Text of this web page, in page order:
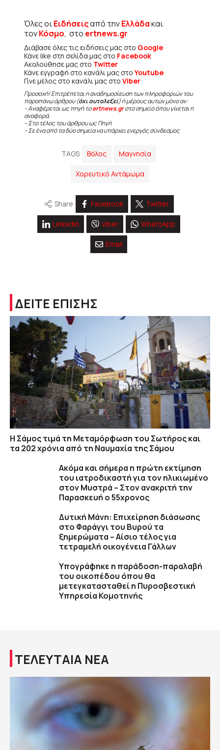
Όλες οιΕιδήσειςαπό τηνΕλλάδακαι
τονΚόσμο, στο ertnews.gr
Διάβασε όλες τις ειδήσεις μας στο Google
Κάνε like στη σελίδα μας στο Facebook
Ακολούθησε μας στο Twitter
Κάνε εγγραφή στο κανάλι μας στοYoutube
Γίνε μέλος στο κανάλι μας στο Viber
Προσοχή! Επιτρέπεται η αναδημοσίευση των πληροφοριών του
παραπάνω άρθρου (όχι αυτολεξεί) ή μέρους αυτών μόνο αν:
– Αναφέρεται ως πηγή τοertnews.grστο σημείο όπου γίνεται η
αναφορά.
– Στο τέλος του άρθρου ως Πηγή
– Σε ένα από τα δύο σημεία να υπάρχει ενεργός σύνδεσμος
TAGS Βόλος Μαγνησία
Χορευτικό Αντάμωμα
Share Facebook Twitter
Linkedin Viber WhatsApp
Email
ΔΕΙΤΕ ΕΠΙΣΗΣ
Η Σάμος τιμά τη Μεταμόρφωση του Σωτήρος και
τα 202 χρόνια από τη Ναυμαχία της Σάμου
Ακόμα και σήμερα η πρώτη εκτίμηση
του ιατροδικαστή για τον ηλικιωμένο
στον Μυστρά – Στον ανακριτή την
Παρασκευή ο 55χρονος
Δυτική Μάνη: Επιχείρηση διάσωσης
στο Φαράγγι του Βυρού τα
ξημερώματα – Αίσιο τέλος για
τετραμελή οικογένεια Γάλλων
Υπογράφηκε η παράδοση-παραλαβή
του οικοπέδου όπου θα
μετεγκατασταθεί η Πυροσβεστική
Υπηρεσία Κομοτηνής
ΤΕΛΕΥΤΑΙΑ ΝΕΑ